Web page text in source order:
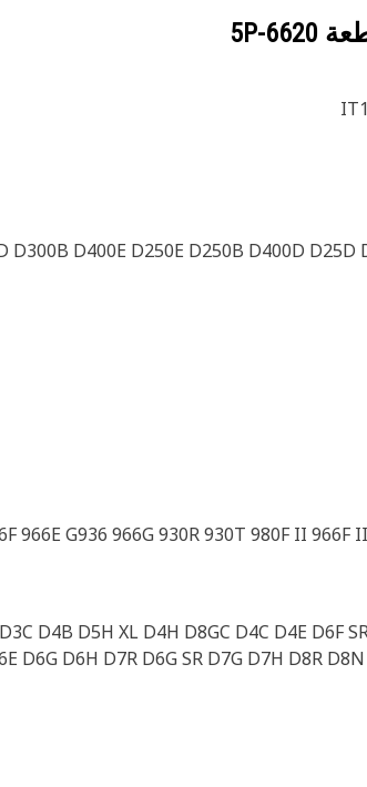
5P-6620
D300B D400E D250E D250B D400D D25D
966E G936 966G 930R 930T 980F II 966F
D4B D5H XL D4H D8GC D4C D4E D6F
D6G D6H D7R D6G SR D7G D7H D8R